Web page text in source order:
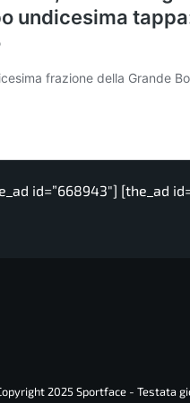
id=”668943″] [the_ad
2025 Sportface - Testata